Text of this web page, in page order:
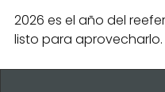
2026 es el año del
listo para aprovecharlo.